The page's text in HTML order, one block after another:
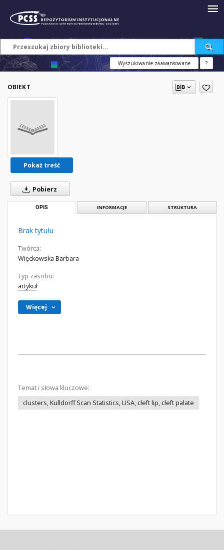
Wyszukiwanie zaawansowane ?
OBIEKT
Pokaż treść
Pobierz
OPIS INFORMACJE STRUKTURA
Brak tytułu
Twórca:
Więckowska Barbara
Typ zasobu:
artykuł
Więcej
Temat i słowa kluczowe:
clusters, Kulldorff Scan Statistics, LISA, cleft lip, cleft palate